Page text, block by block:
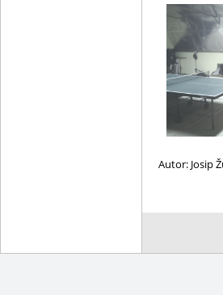
Autor: Josip